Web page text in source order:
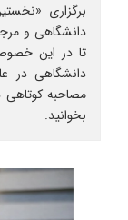
برگزاری
تا در این
دانشگاهی در
مصاحبه کوتاهی
بخوانید.